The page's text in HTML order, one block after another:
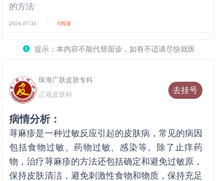
的方法
2024-07-31 0阅读
提示：本内容不能代替面诊，如有不适请尽快就医
去挂号
珠海广肤皮肤专科
正规皮肤科
病情分析：
荨麻疹是一种过敏反应引起的皮肤病，常见的病因
包括食物过敏、药物过敏、感染等。除了止痒药
物，治疗荨麻疹的方法还包括确定和避免过敏原，
保持皮肤清洁，避免刺激性食物和物质，保持充足